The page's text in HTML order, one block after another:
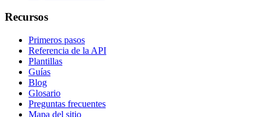
Recursos
Primeros pasos
Referencia de la API
Plantillas
Guías
Blog
Glosario
Preguntas frecuentes
Mapa del sitio